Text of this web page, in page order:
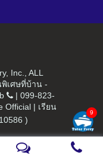
Inc., ALL
พิเศษที่บ้าน -
| 099-823-
Official| เรียน
)